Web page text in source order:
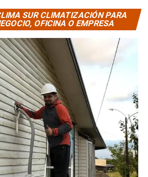
SUR CLIMATIZACIÓN PARA
OFICINA O EMPRESA